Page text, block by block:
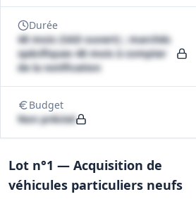
Durée
48 mois (SAD ouvert) ; marchés
spécifiques 48 mois à compter
de la notification
Budget
Non précisé
Lot n°1 — Acquisition de
véhicules particuliers neufs